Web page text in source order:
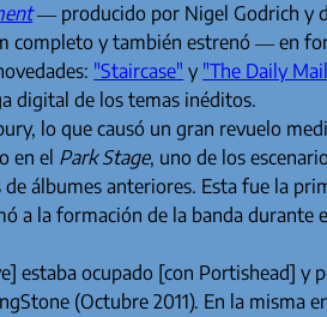
— producido por Nigel Godrich y
completo y también estrenó — en
"Staircase" y "The Daily
digital de los temas inéditos.
lo que causó un gran revuelo
en el Park Stage, uno de los
álbumes anteriores. Esta fue la
a la formación de la banda durante
estaba ocupado [con Portishead] y
(Octubre 2011). En la misma